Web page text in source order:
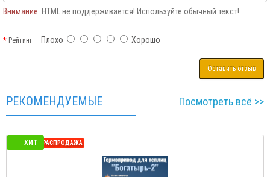
Внимание: HTML не поддерживается! Используйте обычный текст!
РейтингПлохо Хорошо
Оставить отзыв
РЕКОМЕНДУЕМЫЕ Посмотреть всё >>
ХИТ
СЕЗОННАЯ РАСПРОДАЖА